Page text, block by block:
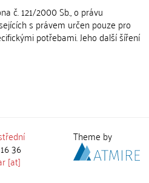
č. 121/2000 Sb., o právu
s právem určen pouze pro
potřebami. Jeho další šíření
36
[at]
Theme by